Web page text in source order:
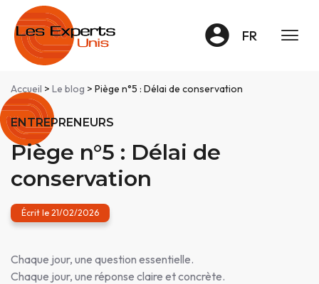
FR
Accueil > Le blog > Piège n°5 : Délai de conservation
ENTREPRENEURS
Piège n°5 : Délai de
conservation
Écrit le 21/02/2026
Chaque jour, une question essentielle.
Chaque jour, une réponse claire et concrète.
Panneau de gestion des cookies